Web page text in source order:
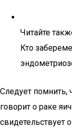
Читайте
Кто
Следует помнить,
говорит о раке
свидетельствует